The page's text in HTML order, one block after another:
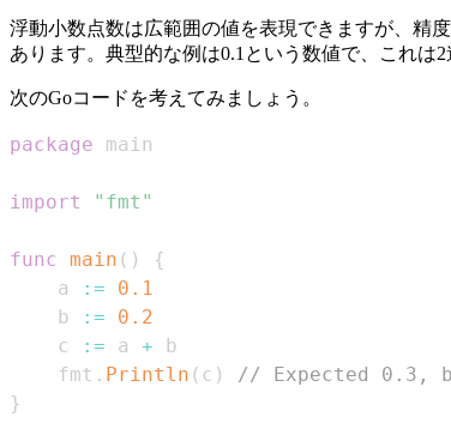
浮動小数点数は広範囲の値を表現できますが、精
あります。典型的な例は0.1という数値で、これは
次のGoコードを考えてみましょう。
package
import "fmt"
func main ( )
{
    a
:=
0.1
    b
:=
0.2
    c
:= a +
    fmt
. Println ( c )
// Expected 0.3,
}